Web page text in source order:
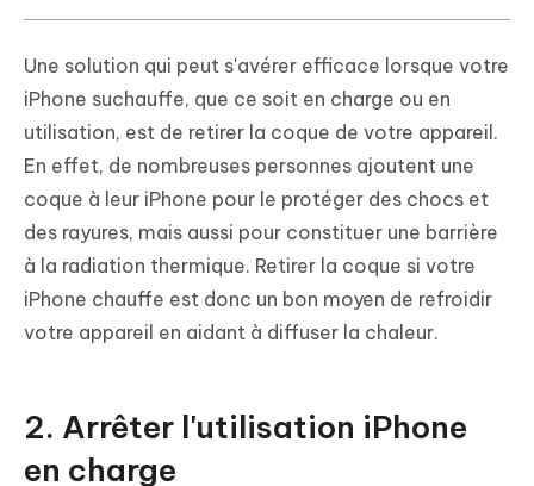
Une solution qui peut s'avérer efficace lorsque votre
iPhone suchauffe, que ce soit en charge ou en
utilisation, est de retirer la coque de votre appareil.
En effet, de nombreuses personnes ajoutent une
coque à leur iPhone pour le protéger des chocs et
des rayures, mais aussi pour constituer une barrière
à la radiation thermique. Retirer la coque si votre
iPhone chauffe est donc un bon moyen de refroidir
votre appareil en aidant à diffuser la chaleur.
2. Arrêter l'utilisation iPhone
en charge